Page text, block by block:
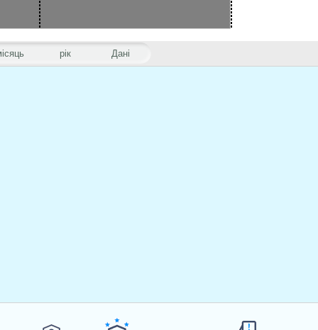
рік Дані